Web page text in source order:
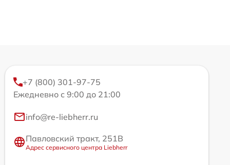
+7 (800) 301-97-75
Ежедневно с 9:00 до 21:00
info@re-liebherr.ru
Павловский тракт, 251В
Адрес сервисного центра Liebherr